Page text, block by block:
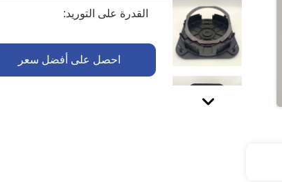
القدرة على التوريد:
احصل على أفضل سعر